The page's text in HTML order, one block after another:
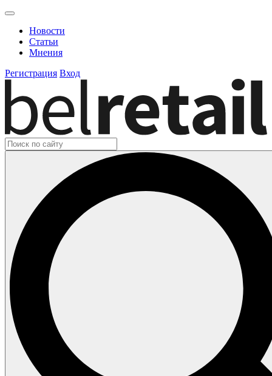
Новости
Статьи
Мнения
Регистрация Вход